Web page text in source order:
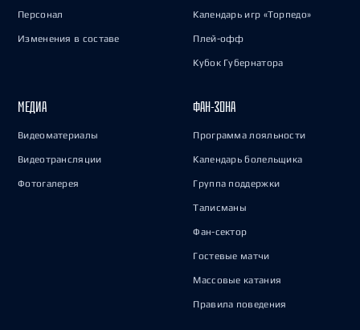
Персонал
Изменения в составе
Календарь игр «Торпедо»
Плей-офф
Кубок Губернатора
МЕДИА
Видеоматериалы
Видеотрансляции
Фотогалерея
ФАН-ЗОНА
Программа лояльности
Календарь болельщика
Группа поддержки
Талисманы
Фан-сектор
Гостевые матчи
Массовые катания
Правила поведения